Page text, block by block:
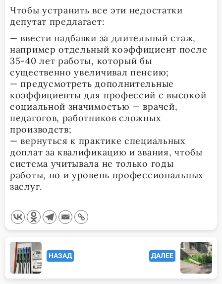
Чтобы устранить все эти недостатки
депутат предлагает:
— ввести надбавки за длительный стаж,
например отдельный коэффициент после
35-40 лет работы, который бы
существенно увеличивал пенсию;
— предусмотреть дополнительные
коэффициенты для профессий с высокой
социальной значимостью — врачей,
педагогов, работников сложных
производств;
— вернуться к практике специальных
доплат за квалификацию и звания, чтобы
система учитывала не только годы
работы, но и уровень профессиональных
заслуг.
<span
class="nav-
subtitle
НАЗАД ДАЛЕЕ